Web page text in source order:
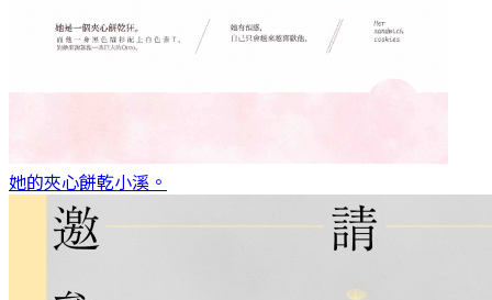
她的夾心餅乾小溪。